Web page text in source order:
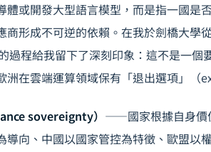
體或開發大型語言模型，而是指一國是
商形成不可逆的依賴。在我於劍橋大學
過程給我留下了深刻印象：這不是一個
洲在雲端運算領域保有「退出選項」（
sovereignty） ——國家根據自身價
導向、中國以國家管控為特徵、歐盟以